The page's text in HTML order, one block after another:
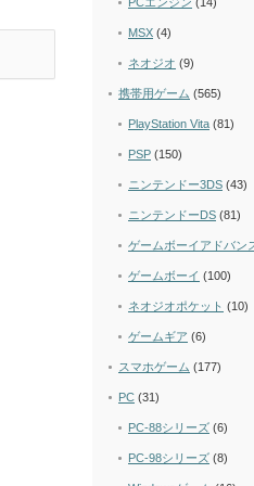
MSX (4)
ネオジオ (9)
携帯用ゲーム (565)
PlayStation Vita (81)
PSP (150)
ニンテンドー3DS (43)
ニンテンドーDS (81)
ゲームボーイアドバン
ゲームボーイ (100)
ネオジオポケット (10)
ゲームギア (6)
スマホゲーム (177)
PC (31)
PC-88シリーズ (6)
PC-98シリーズ (8)